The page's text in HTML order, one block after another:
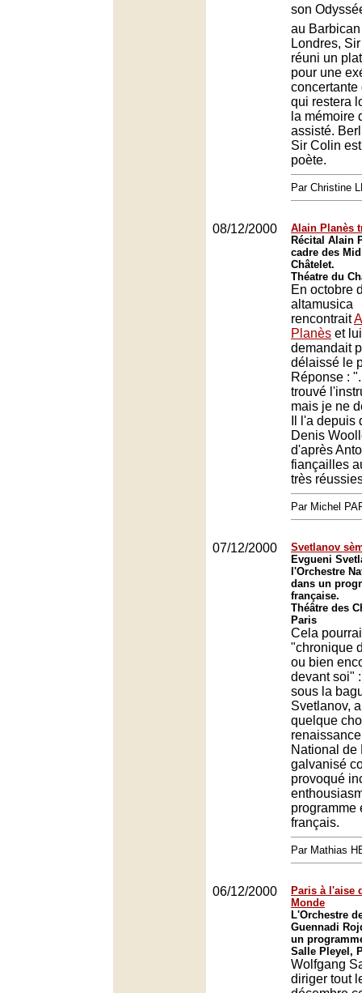
son
au
Londres,
réuni un
pour une
qui restera
la mémoire
assisté.
Sir Colin
poète.
Par Christine
08/12/2000
Alain Planès
Récital Alain
cadre des
Châtelet.
Théatre du
En octobre
altamusica
rencontrait
Planès et lui
demandait
délaissé le
Réponse :
trouvé
mais je ne
Il l'a
Denis
d'après
fiançailles
très
Par Michel
07/12/2000
Svetlanov
Evgueni
l'Orchestre
dans un
française.
Théâtre des
Paris
Cela
"chronique
ou bien
devant soi"
sous la
Svetlanov,
quelque
National de
galvanisé
provoqué
programme
français.
Par Mathias
06/12/2000
Paris à l'aise
Monde
L'Orchestre
Guennadi
un
Salle Pleyel,
Wolfgang
diriger tout